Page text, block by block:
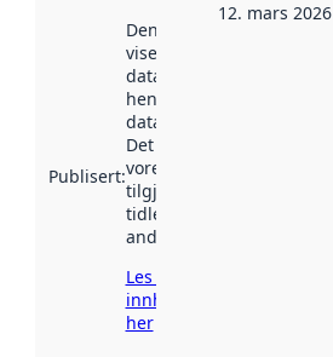
Publisert:
Denne datoen
viser når
datasettet vart
henta inn av
data.norge.no.
Det kan ha
vore
tilgjengeleg
tidlegare
andre stader.
Les meir om
innhenting
her
12. mars 2026